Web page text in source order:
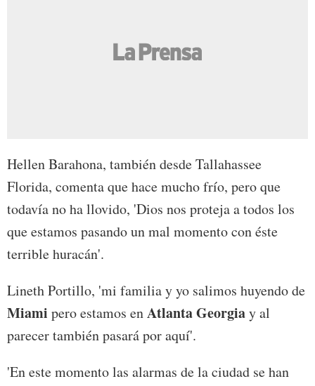
Hellen Barahona, también desde Tallahassee
Florida, comenta que hace mucho frío, pero que
todavía no ha llovido, 'Dios nos proteja a todos los
que estamos pasando un mal momento con éste
terrible huracán'.
Lineth Portillo, 'mi familia y yo salimos huyendo de
Miami pero estamos enAtlanta Georgiay al
parecer también pasará por aquí'.
'En este momento las alarmas de la ciudad se han